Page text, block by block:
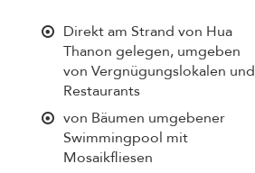
Direkt am Strand von Hua
Thanon gelegen, umgeben
von Vergnügungslokalen und
Restaurants
von Bäumen umgebener
Swimmingpool mit
Mosaikfliesen